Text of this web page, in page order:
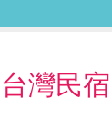
台灣民宿